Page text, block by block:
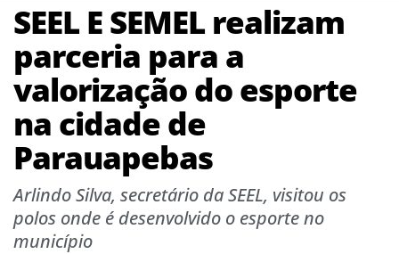
SEEL E SEMEL realizam
parceria para a
valorização do esporte
na cidade de
Parauapebas
Arlindo Silva, secretário da SEEL, visitou os
polos onde é desenvolvido o esporte no
município